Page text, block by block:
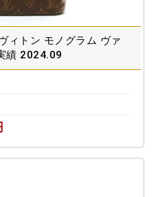
ィトン モノグラム ヴァ
績 2024.09